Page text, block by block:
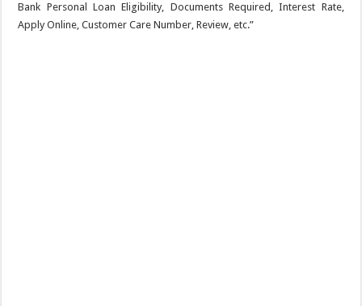
Bank Personal Loan Eligibility, Documents Required, Interest Rate,
Apply Online, Customer Care Number, Review, etc.”